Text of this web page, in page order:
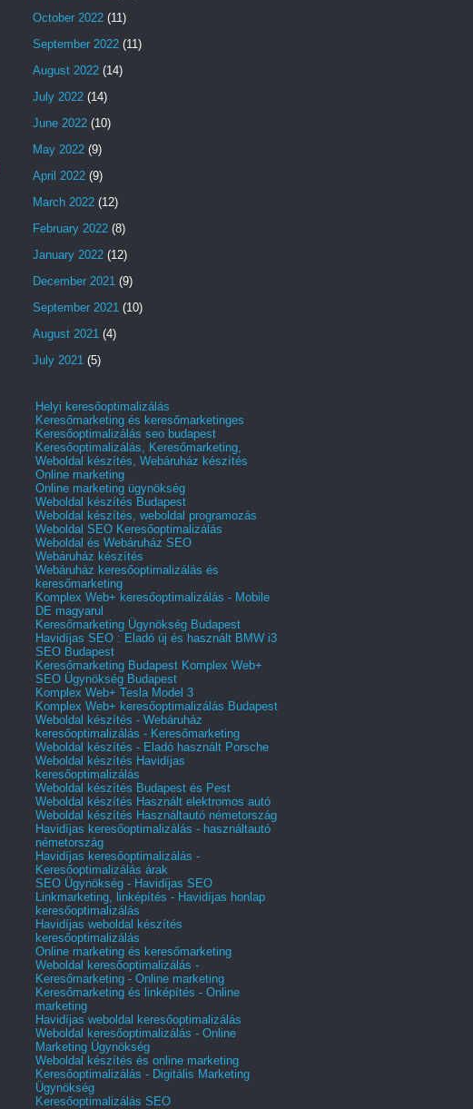
October 2022 (11)
September 2022 (11)
August 2022 (14)
July 2022 (14)
June 2022 (10)
May 2022 (9)
April 2022 (9)
March 2022 (12)
February 2022 (8)
January 2022 (12)
December 2021 (9)
September 2021 (10)
August 2021 (4)
July 2021 (5)
Helyi keresőoptimalizálás
Keresőmarketing és keresőmarketinges
Keresőoptimalizálás seo budapest
Keresőoptimalizálás, Keresőmarketing,
Weboldal készítés, Webáruház készítés
Online marketing
Online marketing ügynökség
Weboldal készítés Budapest
Weboldal készítés, weboldal programozás
Weboldal SEO Keresőoptimalizálás
Weboldal és Webáruház SEO
Webáruház készítés
Webáruház keresőoptimalizálás és
keresőmarketing
Komplex Web+ keresőoptimalizálás - Mobile
DE magyarul
Keresőmarketing Ügynökség Budapest
Havidíjas SEO : Eladó új és használt BMW i3
SEO Budapest
Keresőmarketing Budapest Komplex Web+
SEO Ügynökség Budapest
Komplex Web+ Tesla Model 3
Komplex Web+ keresőoptimalizálás Budapest
Weboldal készítés - Webáruház
keresőoptimalizálás - Keresőmarketing
Weboldal készítés - Eladó használt Porsche
Weboldal készítés Havidíjas
keresőoptimalizálás
Weboldal készítés Budapest és Pest
Weboldal készítés Használt elektromos autó
Weboldal készítés Használtautó németország
Havidíjas keresőoptimalizálás - használtautó
németország
Havidíjas keresőoptimalizálás -
Keresőoptimalizálás árak
SEO Ügynökség - Havidíjas SEO
Linkmarketing, linképítés - Havidíjas honlap
keresőoptimalizálás
Havidíjas weboldal készítés
keresőoptimalizálás
Online marketing és keresőmarketing
Weboldal keresőoptimalizálás -
Keresőmarketing - Online marketing
Keresőmarketing és linképítés - Online
marketing
Havidíjas weboldal keresőoptimalizálás
Weboldal keresőoptimalizálás - Online
Marketing Ügynökség
Weboldal készítés és online marketing
Keresőoptimalizálás - Digitális Marketing
Ügynökség
Keresőoptimalizálás SEO